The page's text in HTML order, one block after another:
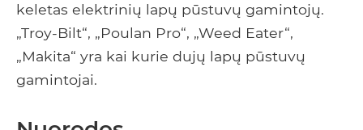
keletas elektrinių lapų pūstuvų gamintojų.
„Troy-Bilt“, „Poulan Pro“, „Weed Eater“,
„Makita“ yra kai kurie dujų lapų pūstuvų
gamintojai.